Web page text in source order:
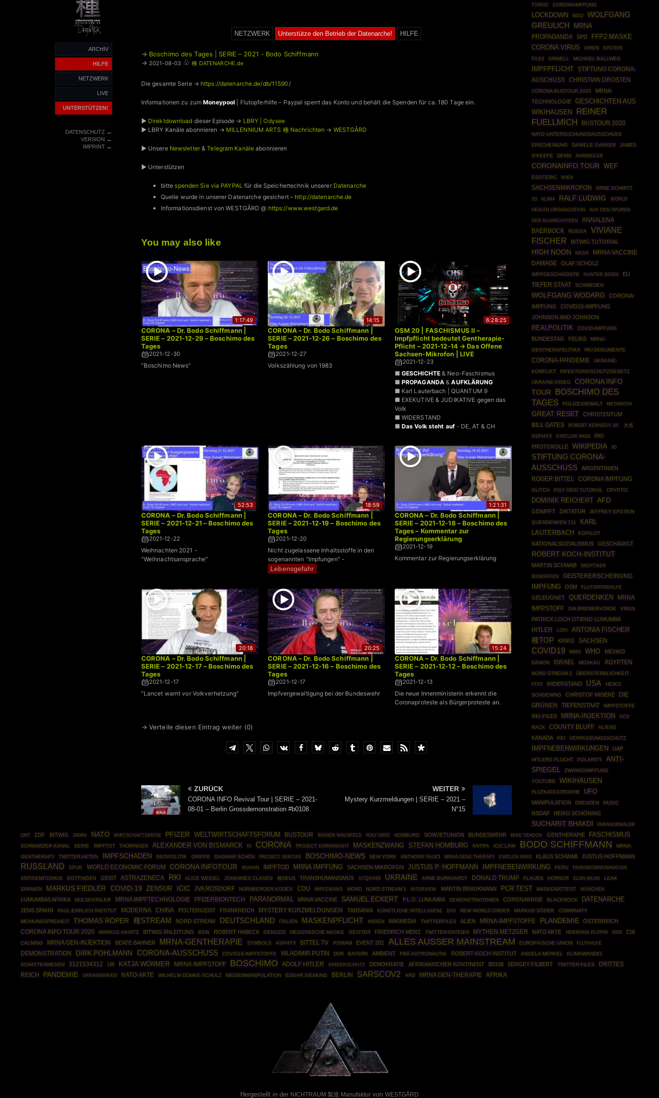
ARCHIV
HILFE
NETZWERK
LIVE
UNTERSTÜTZEN!
DATENSCHUTZ←
VERSION ←
IMPRINT←
NETZWERK Unterstütze den Betrieb der Datenarche! HILFE
→ Boschimo des Tages | SERIE – 2021 - Bodo Schiffmann
→ 2021-08-03 ♧ 種 DATENARCHE.de
Die gesamte Serie → https://datenarche.de/db/11590/
Informationen zu zumMoneypool | Flutopferhilfe – Paypal sperrt das Konto und behält die Spenden für ca. 180 Tage ein.
► Direktdownload dieser Episode → LBRY | Odysee
► LBRY Kanäle abonnieren → MILLENNIUM ARTS 種 Nachrichten → WESTGÅRD
► Unsere Newsletter&Telegram Kanäle abonnieren
► Unterstützen
bittespenden Sie via PAYPALfür die Speichertechnik unserer Datenarche
Quelle wurde in unserer Datenarche gesichert – http://datenarche.de
Informationsdienst von WESTGÅRD @ https://www.westgard.de
You may also like
1:17:49
CORONA – Dr. Bodo Schiffmann |
SERIE – 2021-12-29 – Boschimo des
Tages
2021-12-30
"Boschimo News"
14:15
CORONA – Dr. Bodo Schiffmann |
SERIE – 2021-12-26 – Boschimo des
Tages
2021-12-27
Volkszählung von 1983
6:28:25
OSM 20 | FASCHISMUS II –
Impfpflicht bedeutet Gentherapie-
Pflicht – 2021-12-14 → Das Offene
Sachsen-Mikrofon | LIVE
2021-12-23
■ GESCHICHTE & Neo-Faschismus
■ PROPAGANDA &AUFKLÄRUNG
■ Karl Lauterbach | QUANTUM 9
■ EXEKUTIVE & JUDIKATIVE gegen das
Volk
■ WIDERSTAND
■ Das Volk steht auf- DE, AT & CH
52:53
CORONA – Dr. Bodo Schiffmann |
SERIE – 2021-12-21 – Boschimo des
Tages
2021-12-22
Weihnachten 2021 -
"Weihnachtsansprache"
18:59
CORONA – Dr. Bodo Schiffmann |
SERIE – 2021-12-19 – Boschimo des
Tages
2021-12-20
Nicht zugelassene Inhaltsstoffe in den
sogenannten "Impfungen" -
Lebensgefahr
1:21:31
CORONA – Dr. Bodo Schiffmann |
SERIE – 2021-12-18 – Boschimo des
Tages – Kommentar zur
Regierungserklärung
2021-12-19
Kommentar zur Regierungserklärung
20:18
CORONA – Dr. Bodo Schiffmann |
SERIE – 2021-12-17 – Boschimo des
Tages
2021-12-17
"Lancet warnt vor Volkverhetzung"
20:25
CORONA – Dr. Bodo Schiffmann |
SERIE – 2021-12-16 – Boschimo des
Tages
2021-12-17
Impfvergewaltigung bei der Bundeswehr
15:24
CORONA – Dr. Bodo Schiffmann |
SERIE – 2021-12-12 – Boschimo des
Tages
2021-12-13
Die neue Innenministerin erkennt die
Coronaproteste als Bürgerproteste an.
→ Verteile diesen Eintrag weiter (0)
ZURÜCK
CORONA INFO Revival Tour | SERIE – 2021-
08-01 – Berlin Grossdemonstration #b0108
WEITER
Mystery Kurzmeldungen | SERIE – 2021 –
N°15
TÜRKEI CORONAIMPFUNG
LOCKDOWN NGO
WOLFGANG
GREULICH
MRNA
PROPAGANDA SPD FFP2 MASKE
CORONA VIRUS VIREN
EPSTEIN
FILES
ORWELL MICHAEL BALLWEG
IMPFPFLICHT
STIFTUNG CORONA-
AUSCHUSS
CHRISTIAN DROSTEN
CORONA BUSTOUR 2020
MRNA-
TECHNOLOGIE
GESCHICHTEN AUS
WIKIHAUSEN
REINER
FUELLMICH
BUSTOUR 2020
NATO UNTERSUCHUNGSAUSSCHUSS
ERSCHEINUNG
DANIELE GANSER
JAMES
O'KEEFE
DEMO AHRWEILER
CORONAINFO TOUR WEF
ESOTERIC WIEN
SACHSENMIKROFON ARNE SCHMITT
2G KLIMA RALF LUDWIG
WORLD
HEALTH ORGANIZATION
AUF DEN SPUREN
DER ALLMÄCHTIGEN
ANNALENA
BAERBOCK
RUSSIA
VIVIANE
FISCHER
BITWIG TUTORIAL
HIGH NOON NASA
MRNA VACCINE
DAMAGE
OLAF SCHOLZ
IMPFGESCHÄDIGTE HUNTER BIDEN EU
TIEFER STAAT SCHWEDEN
WOLFGANG WODARG
CORONA-
IMPFUNG
COVID19-IMPFUNG
JOHNSON AND JOHNSON
REALPOLITIK COVID-IMPFUNG
BUNDESTAG FELIKS
MRNA-
GENTHERAPEUTIKA
RKI-DOKUMENTE
CORONA-PANDEMIE
UKRAINE-
KONFLIKT
INFEKTIONSSCHUTZGESETZ
UKRAINE-KRIEG
CORONA INFO
TOUR
BOSCHIMO DES
TAGES
POLIZEIGEWALT METABIOTA
GREAT RESET
CHRISTENTUM
BILL GATES
ROBERT KENNEDY JR.
大名
ASPHYX
DYATLOW PASS
RKI-
PROTOKOLLE
WIKIPEDIA 3G
STIFTUNG CORONA-
AUSSCHUSS
ARGENTINIEN
ROGER BITTEL CORONA IMPFUNG
GLITCH POLY GRID TUTORIAL CRYPTIC
DOMINIK REICHERT AFD
GEIMPFT DIKTATUR
JEFFREY EPSTEIN
QUERDENKEN 711
KARL
LAUTERBACH
KOPILOT
NATIONALSOZIALISMUS GESCHÄDIGT
ROBERT KOCH-INSTITUT
MARTIN SCHWAB
SKEPTIKER
BIOWAFFEN
GEISTERERSCHEINUNG
IMPFUNG OSM FLUTOPFERHILFE
GELEUGNET QUERDENKEN
MRNA
IMFPSTOFF
JVA BREMERVÖRDE VIRUS
PATRICK LOCH OTIENO LUMUMBA
HITLER LOFI ANTONIA FISCHER
種TOP KRIEG SACHSEN
COVID19 NWO WHO MEXIKO
DÄMON ISRAEL MOSKAU ÄGYPTEN
NORD STREAM 2
ÜBERSTERBLICHKEIT
FFP2
WIDERSTAND USA
HEIKO
SCHOENING
CHRISTOF MISERÉ
DIE
GRÜNEN
TIEFENSTAAT IMPFSTOFFE
RKI-FILES MRNA-INJEKTION
VCV
RACK
COUNTY BLUFF ALIENS
KANADA PEI VERFASSUNGSSCHUTZ
IMPFNEBENWIRKUNGEN UAP
HITLERS FLUCHT POLARITY
ANTI-
SPIEGEL
ZWANGSIMPFUNG
YOUTUBE
WIKIHAUSEN
FLUTKATASTROPHE UFO
MANIPULATION DRESDEN MUSIC
NSDAP HEIKO SCHÖNING
SUCHARIT BHAKDI PARANORMALER
ORT ZDF BITWIG JAPAN NATO WIRTSCHAFTSKRISE PFIZER WELTWIRTSCHAFTSFORUM BUSTOUR RAINER MAUSFELD POLY GRID HOMBURG SOWJETUNION BUNDESWEHR MIKE YEADON GENTHERAPIE FASCHISMUS
SCHWARZER KANAL SERIE IMPFTOT THÜRINGEN ALEXANDER VON BISMARCK KI CORONA PROJECT DARKKNIGHT MASKENZWANG STEFAN HOMBURG ANTIFA ICIC.LAW BODO SCHIFFMANN
MRNA-
GENTHERAPY
TWITTER AKTEN IMPFSCHADEN GEOPOLITIK GRIPPE DAGMAR SCHÖN PROJECT VERITAS BOSCHIMO-NEWS NEW YORK ANTHONY FAUCI MRNA GENE THERAPY DYATLOV PASS KLAUS SCHWAB JUSTUS HOFFMANN
RUSSLAND SPUK WORLD ECONOMIC FORUM CORONA INFOTOUR WUHAN IMPFTOD MRNA IMPFUNG SACHSEN-MIKROFON JUSTUS P. HOFFMANN IMPFNEBENWIRKUNG PERU TRANSKOMMUNIKATION
ANTISEMITISMUS GÖTTINGEN GEIST ASTRAZENECA RKI ALICE WEIDEL JOHANNES CLASEN 種DEUS TRANSHUMANISMUS X7Q5A96 UKRAINE ARNE BURKHARDT DONALD TRUMP PLAUEN HORROR ELON MUSK
LEAK
SPANIEN
MARKUS FIEDLER COVID-19 ZENSUR ICIC JVA ROSDORF NÜRNBERGER KODEX CDU IMPFZWANG MORD NORD STREAM 1 INTERVIEW MARTIN BRAUKMANN PCR TEST MASKENATTEST MÜNCHEN
LUMUMBAS AFRIKA MULDENTALER MRNA IMPFTECHNOLOGIE PFIZERBIONTECH PARANORMAL MRNA VACCINE SAMUEL ECKERT P.L.O. LUMUMBA DEMONSTRATIONEN CORONAKRISE BLACKROCK DATENARCHE
JENS SPAHN PAUL-EHRLICH INSTITUT MODERNA CHINA POLTERGEIST FRANKREICH MYSTERY KURZMELDUNGEN TANSANIA KÜNSTLICHE INTELLIGENZ DIVI NEW WORLD ORDER MARKUS SÖDER
COMIRNATY
MEINUNGSFREIHEIT
THOMAS RÖPER 種STREAM NORD STREAM DEUTSCHLAND ITALIEN MASKENPFLICHT INDIEN WIKIMEDIA TWITTERFILES ALIEN MRNA-IMPFSTOFFE PLANDEMIE ÖSTERREICH
CORONA INFO TOUR 2020 MARKUS HAINTZ BITWIG ANLEITUNG BSW ROBERT HABECK GENOZID MEDIZINISCHE MASKE GEISTER FRIEDRICH MERZ TWITTER-DATEIEN MYTHEN METZGER NATO AKTE HERMANN PLOPPA NDR CIA
CALMING MRNA GEN-INJEKTION BEATE BAHNER MRNA-GENTHERAPIE SYMBOLS ASPHYX BITTEL TV PSIRAM EVENT 201 ALLES AUSSER MAINSTREAM EUROPÄISCHE UNION FLUTHILFE
DEMONSTRATION DIRK POHLMANN CORONA-AUSSCHUSS COVID19-IMPFSTOFFE WLADIMIR PUTIN DDR BAYERN AMBIENT PRÄ-ASTRONAUTIK ROBERT-KOCH INSTITUT ANGELA MERKEL
KLIMAWANDEL
SCHATTENWESEN
3121534312 UK KATJA WÖRMER MRNA-IMPFSTOFF BOSCHIMO ADOLF HITLER KINDERSCHUTZ DEMOKRATIE AFRIKANISCHER KONTINENT B0108 SERGEY FILBERT TWITTER-FILES
DRITTES
REICH
PANDEMIE UKRAINEKRIEG NATO-AKTE WILHELM DOMKE-SCHULZ MEDIENMANIPULATION EDGAR SIEMUND BERLIN SARSCOV2 ARD MRNA GEN-THERAPIE AFRIKA
Hergestellt in der NICHTRAUM 製造 Manufaktur von WESTGÅRD
Powered By :